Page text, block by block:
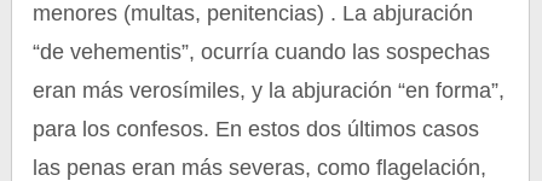
menores (multas, penitencias) . La abjuración
“de vehementis”, ocurría cuando las sospechas
eran más verosímiles, y la abjuración “en forma”,
para los confesos. En estos dos últimos casos
las penas eran más severas, como flagelación,